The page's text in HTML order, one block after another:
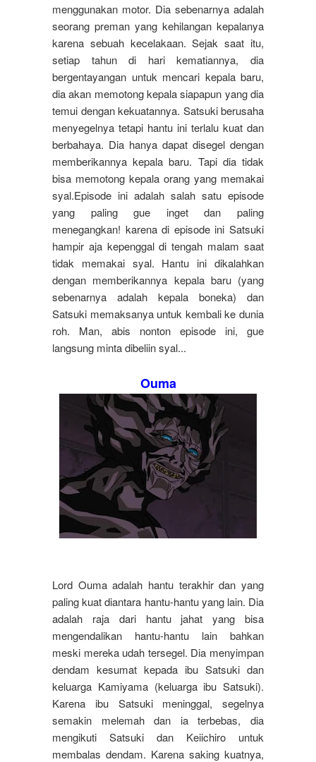
menggunakan motor. Dia sebenarnya adalah
seorang preman yang kehilangan kepalanya
karena sebuah kecelakaan. Sejak saat itu,
setiap tahun di hari kematiannya, dia
bergentayangan untuk mencari kepala baru,
dia akan memotong kepala siapapun yang dia
temui dengan kekuatannya. Satsuki berusaha
menyegelnya tetapi hantu ini terlalu kuat dan
berbahaya. Dia hanya dapat disegel dengan
memberikannya kepala baru. Tapi dia tidak
bisa memotong kepala orang yang memakai
syal.Episode ini adalah salah satu episode
yang paling gue inget dan paling
menegangkan! karena di episode ini Satsuki
hampir aja kepenggal di tengah malam saat
tidak memakai syal. Hantu ini dikalahkan
dengan memberikannya kepala baru (yang
sebenarnya adalah kepala boneka) dan
Satsuki memaksanya untuk kembali ke dunia
roh. Man, abis nonton episode ini, gue
langsung minta dibeliin syal...
Ouma
Lord Ouma adalah hantu terakhir dan yang
paling kuat diantara hantu-hantu yang lain. Dia
adalah raja dari hantu jahat yang bisa
mengendalikan hantu-hantu lain bahkan
meski mereka udah tersegel. Dia menyimpan
dendam kesumat kepada ibu Satsuki dan
keluarga Kamiyama (keluarga ibu Satsuki).
Karena ibu Satsuki meninggal, segelnya
semakin melemah dan ia terbebas, dia
mengikuti Satsuki dan Keiichiro untuk
membalas dendam. Karena saking kuatnya,